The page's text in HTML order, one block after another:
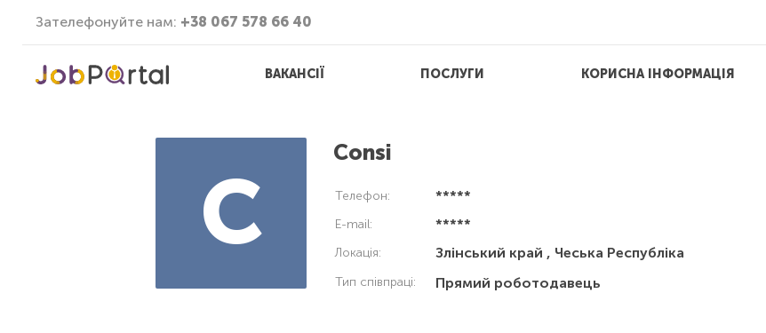
Зателефонуйте нам: +38 067 578 66 40
ВАКАНСІЇ ПОСЛУГИ КОРИСНА ІНФОРМАЦІЯ
C
Consi
Телефон: *****
E-mail: *****
Локація: Злінський край , Чеська Республіка
Тип співпраці: Прямий роботодавець